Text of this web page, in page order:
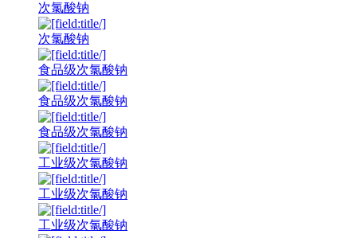
次氯酸钠
次氯酸钠
食品级次氯酸钠
食品级次氯酸钠
食品级次氯酸钠
工业级次氯酸钠
工业级次氯酸钠
工业级次氯酸钠